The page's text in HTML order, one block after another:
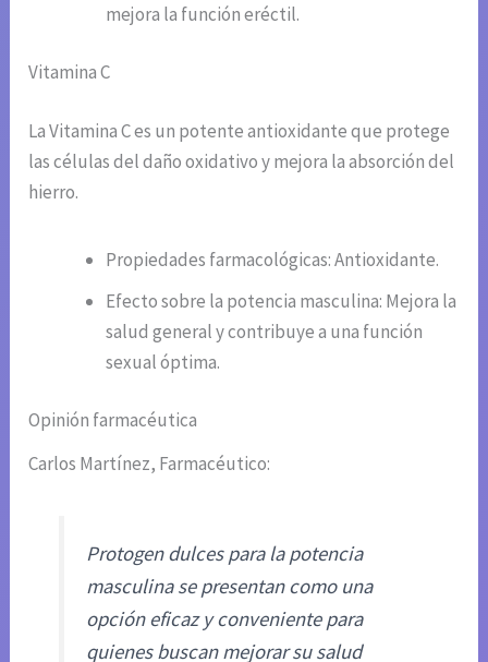
mejora la función eréctil.
Vitamina C
La Vitamina C es un potente antioxidante que protege
las células del daño oxidativo y mejora la absorción del
hierro.
Propiedades farmacológicas: Antioxidante.
Efecto sobre la potencia masculina: Mejora la
salud general y contribuye a una función
sexual óptima.
Opinión farmacéutica
Carlos Martínez, Farmacéutico:
Protogen dulces para la potencia
masculina se presentan como una
opción eficaz y conveniente para
quienes buscan mejorar su salud